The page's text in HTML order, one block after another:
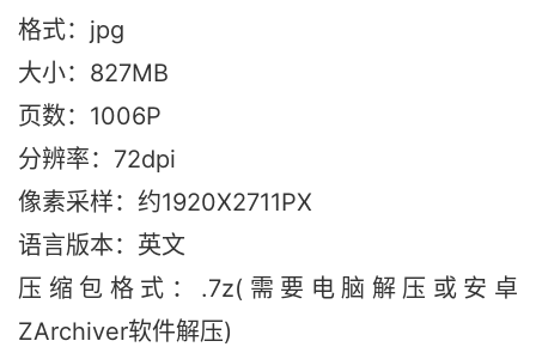
格式：jpg
大小：827MB
页数：1006P
分辨率：72dpi
像素采样：约1920X2711PX
语言版本：英文
压缩包格式：.7z(需要电脑解压或安卓
ZArchiver软件解压)